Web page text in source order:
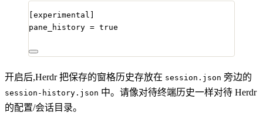
[experimental]
pane_history = true
开启后,Herdr 把保存的窗格历史存放在 session.json 旁边的
session-history.json 中。请像对待终端历史一样对待 Herdr
的配置/会话目录。